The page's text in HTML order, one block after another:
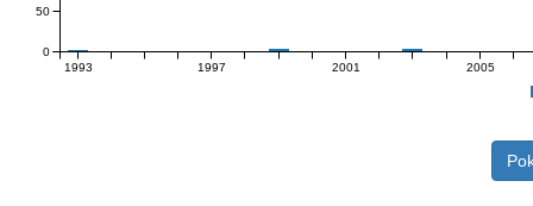
1993 1997 2001 2005
0
50